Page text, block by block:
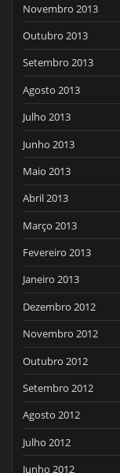
Novembro 2013
Outubro 2013
Setembro 2013
Agosto 2013
Julho 2013
Junho 2013
Maio 2013
Abril 2013
Março 2013
Fevereiro 2013
Janeiro 2013
Dezembro 2012
Novembro 2012
Outubro 2012
Setembro 2012
Agosto 2012
Julho 2012
Junho 2012